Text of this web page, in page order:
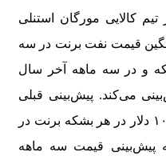
تیم کالایی مورگان استنلی
قیمت نفت برنت در سه
در هر بشکه و در سه ماهه آخر سال
پیش‌بینی می‌کند. پیش‌بینی قبلی
مورگان استنلی، میانگین قیمت ۱۰۰ دلار در هر بشکه برنت در
پیش‌بینی قیمت سه ماهه